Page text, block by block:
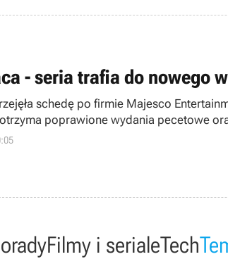
- seria trafia do nowego
schedę po firmie Majesco
poprawione wydania pecetowe
Filmy i serialeTech